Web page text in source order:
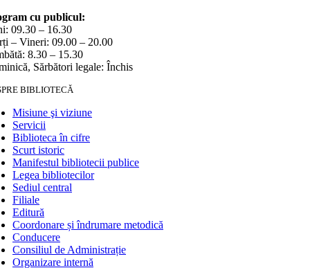
cu publicul:
09.30 – 16.30
– Vineri: 09.00 – 20.00
8.30 – 15.30
Sărbători legale: Închis
BIBLIOTECĂ
Misiune şi viziune
Servicii
Biblioteca în cifre
Scurt istoric
Manifestul bibliotecii publice
Legea bibliotecilor
Sediul central
Filiale
Editură
Coordonare și îndrumare metodică
Conducere
Consiliul de Administrație
Organizare internă